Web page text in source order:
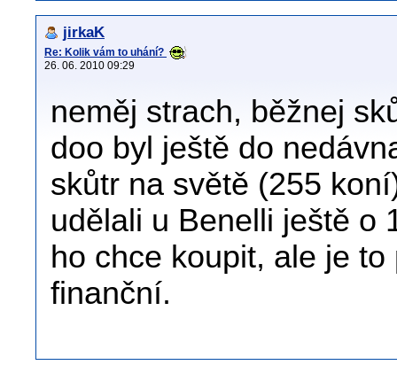
jirkaK
Re: Kolik vám to uhání?
26. 06. 2010 09:29
neměj strach, běžnej
doo byl ještě do
skůtr na světě (255
udělali u Benelli ještě o
ho chce koupit, ale je
finanční.